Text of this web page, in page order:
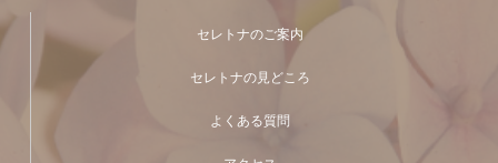
セレトナのご案内
セレトナの見どころ
よくある質問